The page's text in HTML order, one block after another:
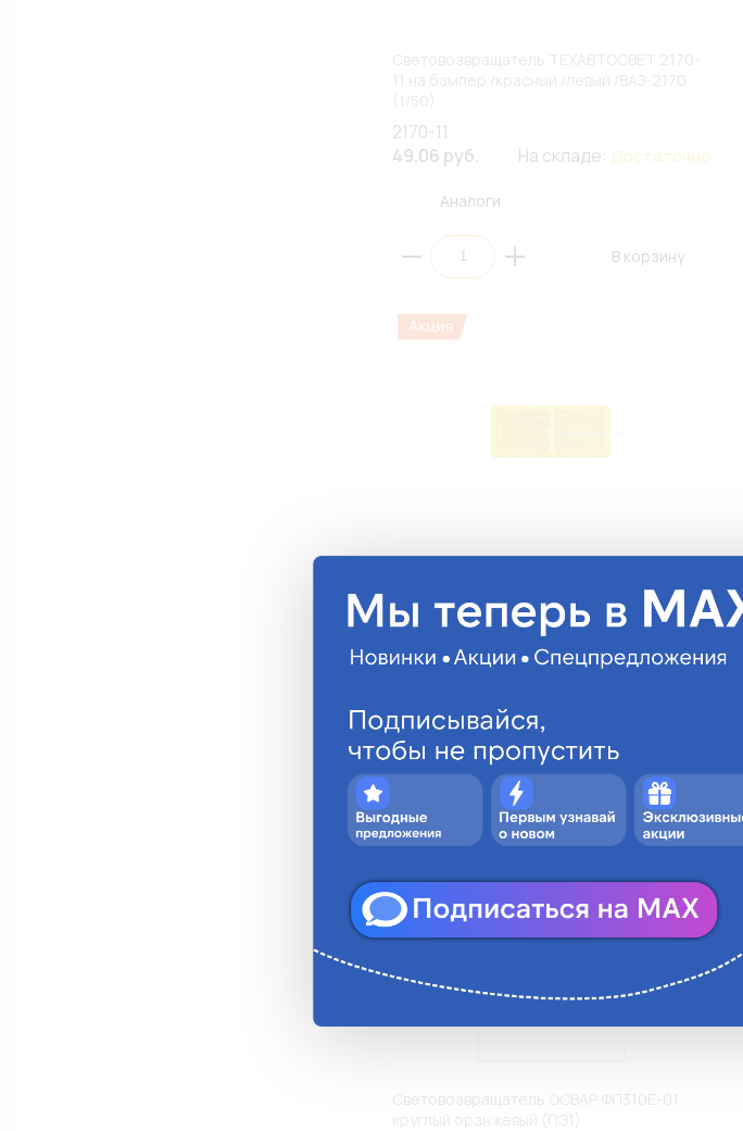
2170-11
49.06 руб.
На складе: Достаточно
Аналоги
В корзину
03 / белый / ГАЗель (1/80)
3012-03
На складе:
Аналоги
В корзину
Световозвращатель ОСВАР ФП310Е-01
круглый оранжевый (ПЭ1)